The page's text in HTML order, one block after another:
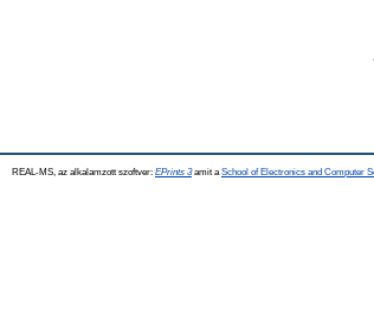
REAL-MS, az alkalamzott szoftver: EPrints 3amit a School of Electronics and Computer